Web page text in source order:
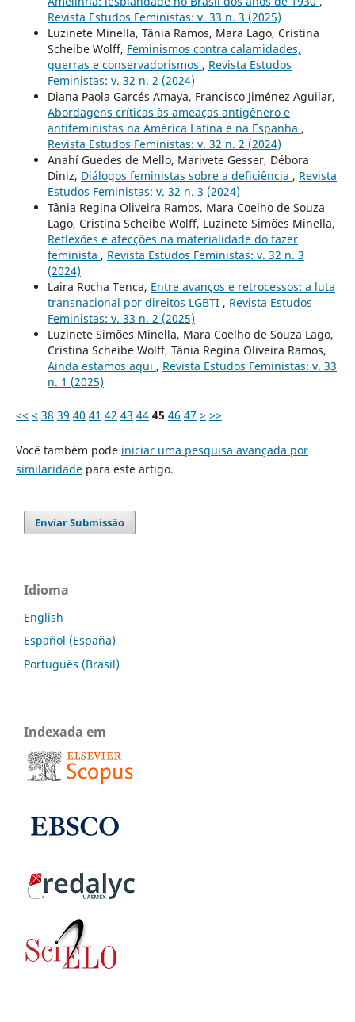
Revista Estudos Feministas: v. 33 n. 3 (2025)
Luzinete Minella, Tânia Ramos, Mara Lago, Cristina
Scheibe Wolff, Feminismos contra calamidades,
guerras e conservadorismos , Revista Estudos
Feministas: v. 32 n. 2 (2024)
Diana Paola Garcés Amaya, Francisco Jiménez Aguilar,
Abordagens críticas às ameaças antigênero e
antifeministas na América Latina e na Espanha ,
Revista Estudos Feministas: v. 32 n. 2 (2024)
Anahí Guedes de Mello, Marivete Gesser, Débora
Diniz, Diálogos feministas sobre a deficiência , Revista
Estudos Feministas: v. 32 n. 3 (2024)
Tânia Regina Oliveira Ramos, Mara Coelho de Souza
Lago, Cristina Scheibe Wolff, Luzinete Simões Minella,
Reflexões e afecções na materialidade do fazer
feminista , Revista Estudos Feministas: v. 32 n. 3
(2024)
Laira Rocha Tenca, Entre avanços e retrocessos: a luta
transnacional por direitos LGBTI , Revista Estudos
Feministas: v. 33 n. 2 (2025)
Luzinete Simões Minella, Mara Coelho de Souza Lago,
Cristina Scheibe Wolff, Tânia Regina Oliveira Ramos,
Ainda estamos aqui , Revista Estudos Feministas: v. 33
n. 1 (2025)
<< < 38 39 40 41 42 43 44 45 46 47 > >>
Você também pode iniciar uma pesquisa avançada por
similaridadepara este artigo.
Enviar Submissão
Idioma
English
Español (España)
Português (Brasil)
Indexada em